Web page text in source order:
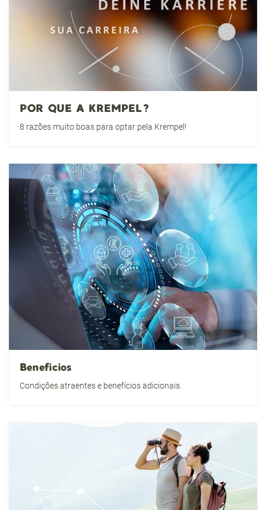
POR QUE A KREMPEL?
8 razões muito boas para optar pela Krempel!
Beneficios
Condições atraentes e benefícios adicionais.